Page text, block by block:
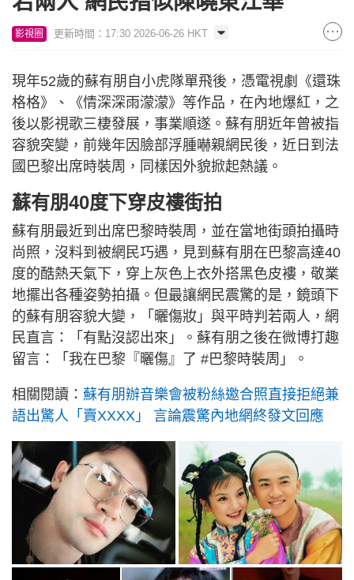
影視圈 更新時間：17:30 2026-06-26 HKT
現年52歲的蘇有朋自小虎隊單飛後，憑電視劇《還珠
格格》、《情深深雨濛濛》等作品，在內地爆紅，之
後以影視歌三棲發展，事業順遂。蘇有朋近年曾被指
容貌突變，前幾年因臉部浮腫嚇親網民後，近日到法
國巴黎出席時裝周，同樣因外貌掀起熱議。
蘇有朋40度下穿皮褸街拍
蘇有朋最近到出席巴黎時裝周，並在當地街頭拍攝時
尚照，沒料到被網民巧遇，見到蘇有朋在巴黎高達40
度的酷熱天氣下，穿上灰色上衣外搭黑色皮褸，敬業
地擺出各種姿勢拍攝。但最讓網民震驚的是，鏡頭下
的蘇有朋容貌大變，「曬傷妝」與平時判若兩人，網
民直言：「有點沒認出來」。蘇有朋之後在微博打趣
留言：「我在巴黎『曬傷』了 #巴黎時裝周」。 ​​​
相關閱讀： 蘇有朋辦音樂會被粉絲邀合照直接拒絕兼
語出驚人「賣XXXX」 言論震驚內地網終發文回應